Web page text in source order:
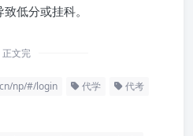
低分或挂科。
正文完
np/#/login 代学 代考